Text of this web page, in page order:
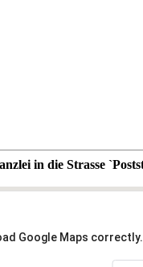
in die Strasse
Google Maps correctly.